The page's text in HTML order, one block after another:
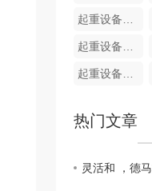
起重设备现场维修
起重设备现场维修
起重设备现场维修
热门文章